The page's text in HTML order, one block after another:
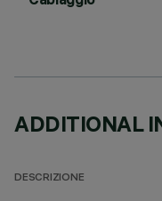
ADDITIONAL
DESCRIZIONE